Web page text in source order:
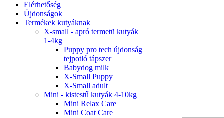
Elérhetőség
Újdonságok
Termékek kutyáknak
X-small - apró termetü kutyák
1-4kg
Puppy pro tech újdonság
tejpotló tápszer
Babydog milk
X-Small Puppy
X-Small adult
Mini - kistestű kutyák 4-10kg
Mini Relax Care
Mini Coat Care